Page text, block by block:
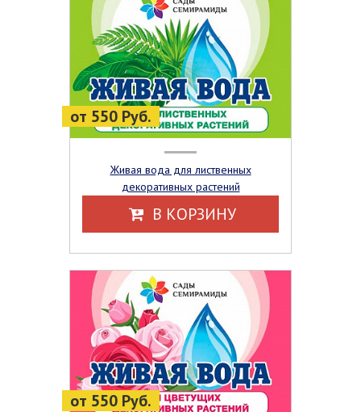
от 550 Руб.
Живая вода для лиственных
декоративных растений
В КОРЗИНУ
от 550 Руб.